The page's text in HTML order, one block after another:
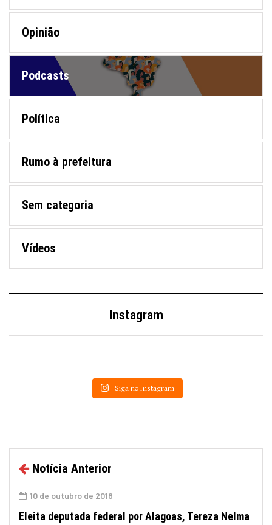
Opinião
Podcasts
Política
Rumo à prefeitura
Sem categoria
Vídeos
Instagram
Siga no Instagram
Notícia Anterior
10 de outubro de 2018
Eleita deputada federal por Alagoas, Tereza Nelma